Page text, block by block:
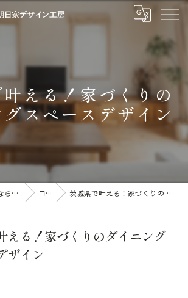
える！家づくりの
スペースデザイン
茨城の注文住宅なら明日家デザイン工房 コラム 茨城県で叶える！家づくりのダイニングスペースデザイン
える！家づくりのダイニング
ザイン